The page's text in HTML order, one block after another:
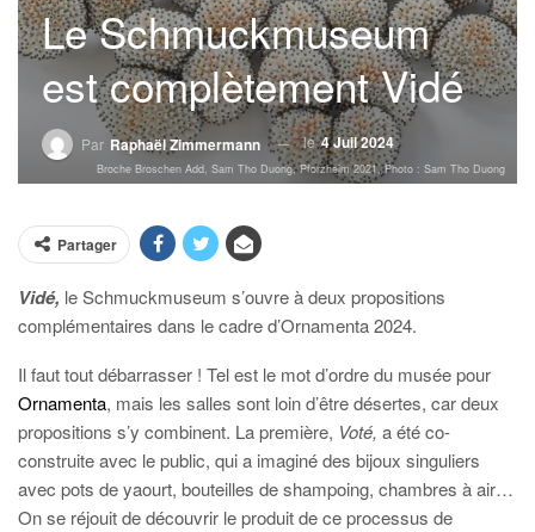
Le Schmuckmuseum
est complètement Vidé
Par Raphaël Zimmermann le4 Juil 2024
Broche Broschen Add, Sam Tho Duong, Pforzheim 2021, Photo : Sam Tho Duong
Partager
Vidé, le Schmuckmuseum s’ouvre à deux propositions
complémentaires dans le cadre d’Ornamenta 2024.
Il faut tout débarrasser ! Tel est le mot d’ordre du musée pour
Ornamenta, mais les salles sont loin d’être désertes, car deux
propositions s’y combinent. La première, Voté, a été co-
construite avec le public, qui a imaginé des bijoux singuliers
avec pots de yaourt, bouteilles de shampoing, chambres à air…
On se réjouit de découvrir le produit de ce processus de